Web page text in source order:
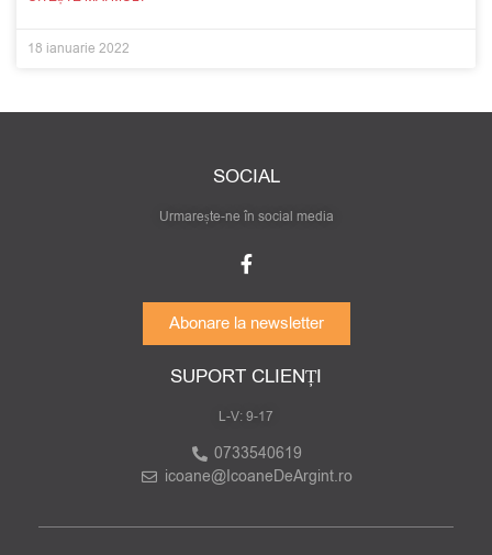
18 ianuarie 2022
SOCIAL
Urmarește-ne în social media
Abonare la newsletter
SUPORT CLIENȚI
L-V: 9-17
0733540619
icoane@IcoaneDeArgint.ro